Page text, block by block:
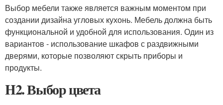
Выбор мебели также является важным моментом при
создании дизайна угловых кухонь. Мебель должна быть
функциональной и удобной для использования. Один из
вариантов - использование шкафов с раздвижными
дверями, которые позволяют скрыть приборы и
продукты.
H2. Выбор цвета